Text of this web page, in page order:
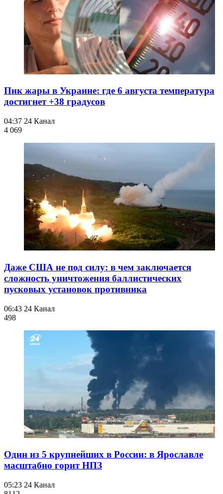
Пик жары в Украине: где 6 августа температура
достигнет +38 градусов
04:37 24 Канал
4 069
Даже США не под силу: в чем заключается
сложность уничтожения баллистических
пусковых установок противника
06:43 24 Канал
498
Один из 5 крупнейших в России: в Ярославле
масштабно горит НПЗ
05:23 24 Канал